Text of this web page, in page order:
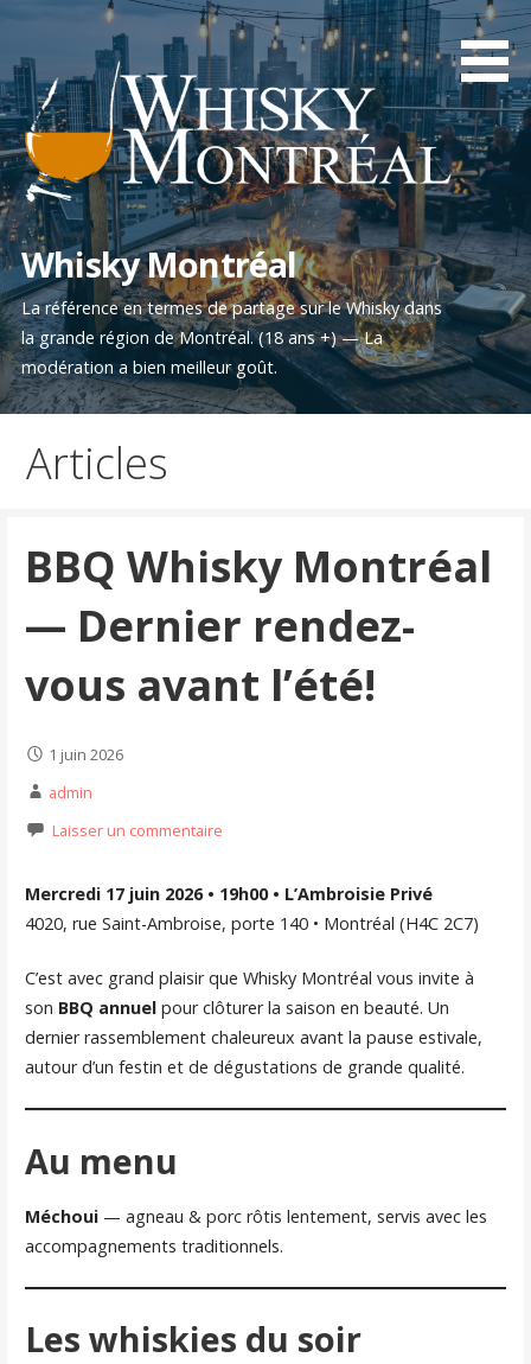
contenu
Whisky Montréal
La référence en termes de partage sur le Whisky dans
la grande région de Montréal. (18 ans +) — La
modération a bien meilleur goût.
Articles
BBQ Whisky Montréal
— Dernier rendez-
vous avant l’été!
1 juin 2026
admin
Laisser un commentaire
Mercredi 17 juin 2026 • 19h00 • L’Ambroisie Privé
4020, rue Saint-Ambroise, porte 140 • Montréal (H4C 2C7)
C’est avec grand plaisir que Whisky Montréal vous invite à
son BBQ annuelpour clôturer la saison en beauté. Un
dernier rassemblement chaleureux avant la pause estivale,
autour d’un festin et de dégustations de grande qualité.
Au menu
Méchoui— agneau & porc rôtis lentement, servis avec les
accompagnements traditionnels.
Les whiskies du soir